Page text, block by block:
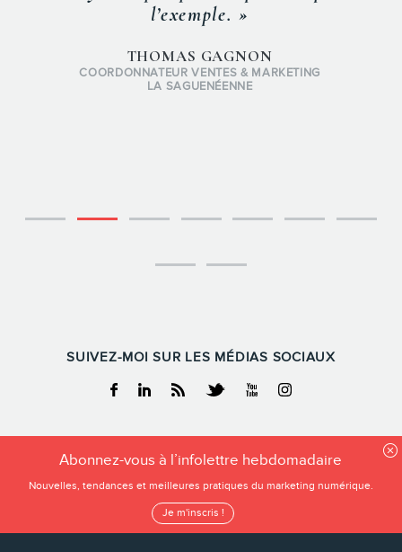
l’exemple. »
THOMAS GAGNON
COORDONNATEUR VENTES & MARKETING
LA SAGUENÉENNE
SUIVEZ-MOI SUR LES MÉDIAS SOCIAUX
Facebook
LinkedinRSS TwitterYoutubeInstagram
Frederic Gonzalo 2026
Conditions d’utilisation
Abonnez-vous à l’infolettre hebdomadaire
Nouvelles, tendances et meilleures pratiques du marketing numérique.
Je m'inscris !